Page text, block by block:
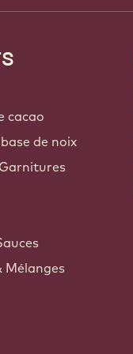
cacao
de noix
Mélanges